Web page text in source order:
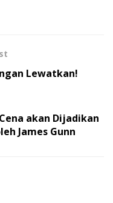
Lewatkan!
akan Dijadikan
James Gunn